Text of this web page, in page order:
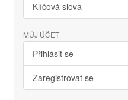
Klíčová slova
MŮJ ÚČET
Přihlásit se
Zaregistrovat se